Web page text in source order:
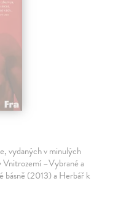
vydaných v minulých
Vnitrozemí –Vybrané a
(2013) a Herbář k